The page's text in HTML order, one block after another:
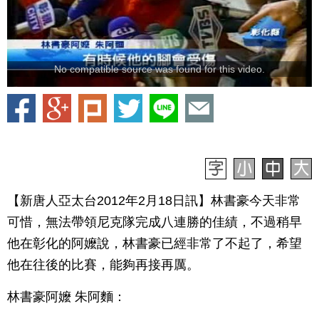
No compatible source was found for this video.
【新唐人亞太台2012年2月18日訊】林書豪今天非常
可惜，無法帶領尼克隊完成八連勝的佳績，不過稍早
他在彰化的阿嬤說，林書豪已經非常了不起了，希望
他在往後的比賽，能夠再接再厲。
林書豪阿嬤 朱阿麵：